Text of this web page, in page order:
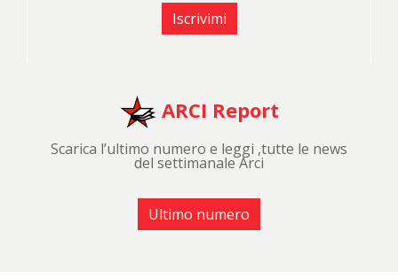
Iscrivimi
ARCI Report
Scarica l’ultimo numero e leggi ,tutte le news
del settimanale Arci
Ultimo numero